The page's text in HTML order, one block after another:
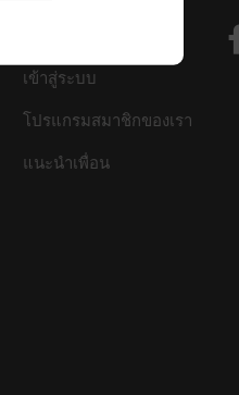
เข้าสู่ระบบ
โปรแกรมสมาชิกของเรา
แนะนำเพื่อน